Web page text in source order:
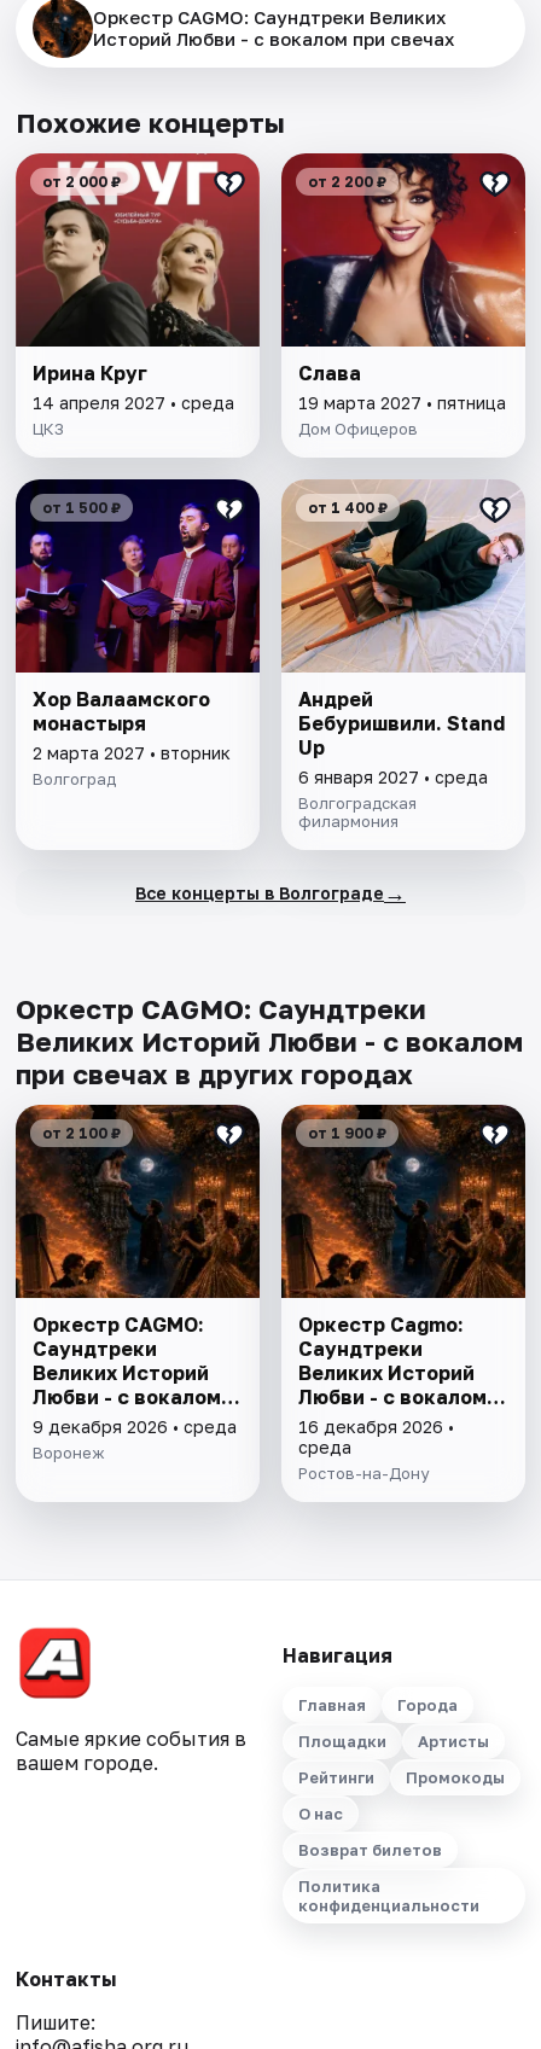
Оркестр CAGMO: Саундтреки Великих
Историй Любви - с вокалом при свечах
Похожие концерты
от 2 000 ₽
Ирина Круг
14 апреля 2027 • среда
ЦКЗ
от 2 200 ₽
Слава
19 марта 2027 • пятница
Дом Офицеров
от 1 500 ₽
Хор Валаамского
монастыря
2 марта 2027 • вторник
Волгоград
от 1 400 ₽
Андрей
Бебуришвили. Stand
Up
6 января 2027 • среда
Волгоградская
филармония
Все концерты в Волгограде →
Оркестр CAGMO: Саундтреки
Великих Историй Любви - с вокалом
при свечах в других городах
от 2 100 ₽
Оркестр CAGMO:
Саундтреки
Великих Историй
Любви - с вокалом
при свечах
9 декабря 2026 • среда
Воронеж
от 1 900 ₽
Оркестр Cagmo:
Саундтреки
Великих Историй
Любви - с вокалом
при свечах
16 декабря 2026 •
среда
Ростов-на-Дону
Самые яркие события в
вашем городе.
Навигация
Главная
Города
Площадки
Артисты
Рейтинги
Промокоды
О нас
Возврат билетов
Политика
конфиденциальности
Контакты
Пишите: